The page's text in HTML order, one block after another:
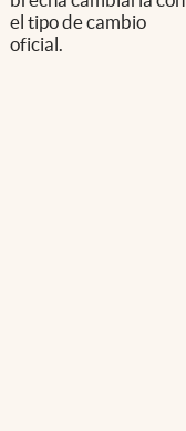
el tipo de cambio
oficial.